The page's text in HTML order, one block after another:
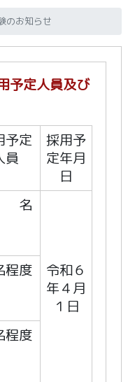
のお知らせ
予定人員及び
予定
員
採用予
定年月
日
名
令和６
年４月
１日
程度
程度